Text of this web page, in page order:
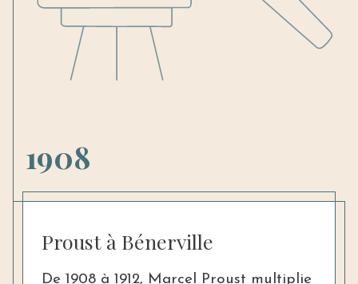
1908
Proust à Bénerville
De 1908 à 1912, Marcel Proust multiplie